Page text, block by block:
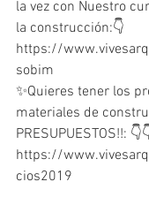
la vez con Nuestro
la construcción:👇
https://
sobim
✨Quieres tener los
materiales de
PRESUPUESTOS!!:
https://
cios2019